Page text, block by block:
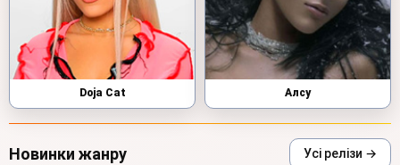
Doja Cat Алсу
Новинки жанру Усі релізи →